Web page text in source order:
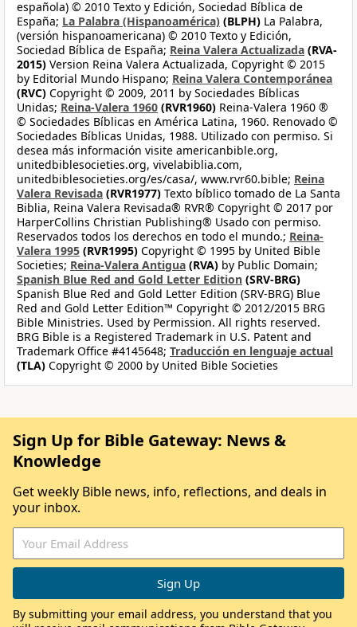
española) © 2010 Texto y Edición, Sociedad Bíblica de
España; La Palabra (Hispanoamérica) (BLPH) La Palabra,
(versión hispanoamericana) © 2010 Texto y Edición,
Sociedad Bíblica de España; Reina Valera Actualizada (RVA-
2015) Version Reina Valera Actualizada, Copyright © 2015
by Editorial Mundo Hispano; Reina Valera Contemporánea
(RVC) Copyright © 2009, 2011 by Sociedades Bíblicas
Unidas; Reina-Valera 1960 (RVR1960) Reina-Valera 1960 ®
© Sociedades Bíblicas en América Latina, 1960. Renovado ©
Sociedades Bíblicas Unidas, 1988. Utilizado con permiso. Si
desea más información visite americanbible.org,
unitedbiblesocieties.org, vivelabiblia.com,
unitedbiblesocieties.org/es/casa/, www.rvr60.bible; Reina
Valera Revisada (RVR1977) Texto bíblico tomado de La Santa
Biblia, Reina Valera Revisada® RVR® Copyright © 2017 por
HarperCollins Christian Publishing® Usado con permiso.
Reservados todos los derechos en todo el mundo.; Reina-
Valera 1995 (RVR1995) Copyright © 1995 by United Bible
Societies; Reina-Valera Antigua (RVA) by Public Domain;
Spanish Blue Red and Gold Letter Edition (SRV-BRG)
Spanish Blue Red and Gold Letter Edition (SRV-BRG) Blue
Red and Gold Letter Edition™ Copyright © 2012/2015 BRG
Bible Ministries. Used by Permission. All rights reserved.
BRG Bible is a Registered Trademark in U.S. Patent and
Trademark Office #4145648; Traducción en lenguaje actual
(TLA) Copyright © 2000 by United Bible Societies
Sign Up for Bible Gateway: News &
Knowledge
Get weekly Bible news, info, reflections, and deals in
your inbox.
By submitting your email address, you understand that you